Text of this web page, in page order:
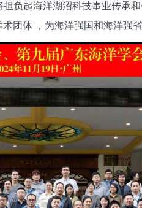
负起海洋湖沼科技事业传承
团体 ，为海洋强国和海洋强